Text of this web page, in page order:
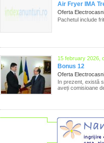
Air Fryer IMA
Oferta
Pachetul include
15 february 2026,
Bonus 12
Oferta
In prezent, există
aveți comisioane